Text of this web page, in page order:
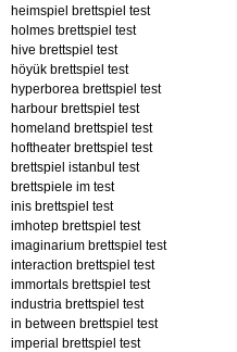
heimspiel brettspiel test
holmes brettspiel test
hive brettspiel test
höyük brettspiel test
hyperborea brettspiel test
harbour brettspiel test
homeland brettspiel test
hoftheater brettspiel test
brettspiel istanbul test
brettspiele im test
inis brettspiel test
imhotep brettspiel test
imaginarium brettspiel test
interaction brettspiel test
immortals brettspiel test
industria brettspiel test
in between brettspiel test
imperial brettspiel test